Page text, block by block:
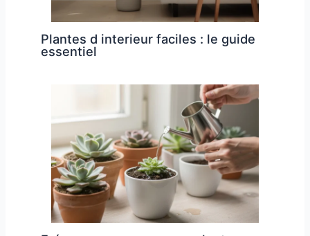
Plantes d interieur faciles : le guide
essentiel